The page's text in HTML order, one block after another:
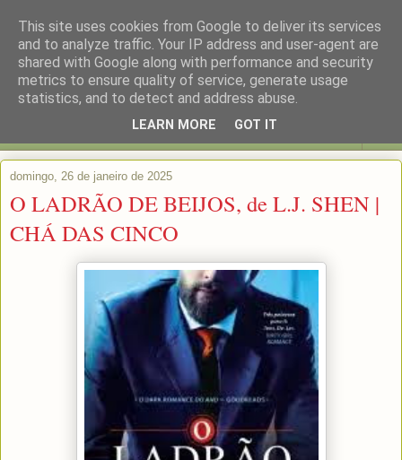
domingo, 26 de janeiro de 2025
O LADRÃO DE BEIJOS, de L.J. SHEN |
CHÁ DAS CINCO
This site uses cookies from Google to deliver its services
and to analyze traffic. Your IP address and user-agent are
shared with Google along with performance and security
metrics to ensure quality of service, generate usage
statistics, and to detect and address abuse.
LEARN MORE GOT IT